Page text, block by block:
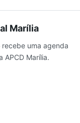
Marília
uma agenda
APCD Marília.